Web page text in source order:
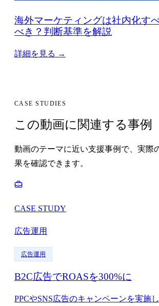
海外マーケティングは社内化す
べき？判断基準を解説
詳細を見る →
CASE STUDIES
この動画に関連する事例
動画のテーマに近い支援事例で、実際
果を確認できます。
CASE STUDY
広告運用
広告運用
B2C広告でROASを300%に
PPCやSNS広告のキャンペーンを実施